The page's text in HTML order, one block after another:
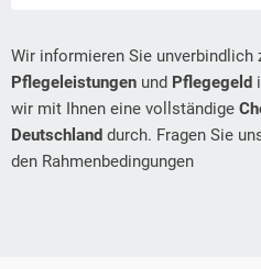
Wir informieren Sie unverbindlich
Pflegeleistungen und Pflegegeld
wir mit Ihnen eine vollständige
Deutschland durch. Fragen Sie
den Rahmenbedingungen